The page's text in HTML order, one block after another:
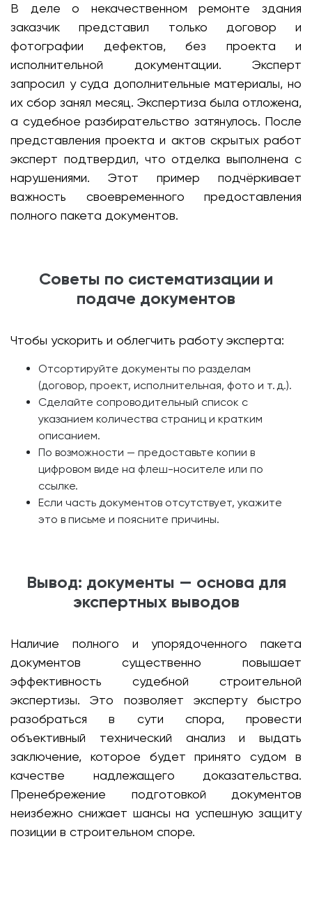
В деле о некачественном ремонте здания
заказчик представил только договор и
фотографии дефектов, без проекта и
исполнительной документации. Эксперт
запросил у суда дополнительные материалы, но
их сбор занял месяц. Экспертиза была отложена,
а судебное разбирательство затянулось. После
представления проекта и актов скрытых работ
эксперт подтвердил, что отделка выполнена с
нарушениями. Этот пример подчёркивает
важность своевременного предоставления
полного пакета документов.
Советы по систематизации и
подаче документов
Чтобы ускорить и облегчить работу эксперта:
Отсортируйте документы по разделам
(договор, проект, исполнительная, фото и т. д.).
Сделайте сопроводительный список с
указанием количества страниц и кратким
описанием.
По возможности — предоставьте копии в
цифровом виде на флеш-носителе или по
ссылке.
Если часть документов отсутствует, укажите
это в письме и поясните причины.
Вывод: документы — основа для
экспертных выводов
Наличие полного и упорядоченного пакета
документов существенно повышает
эффективность судебной строительной
экспертизы. Это позволяет эксперту быстро
разобраться в сути спора, провести
объективный технический анализ и выдать
заключение, которое будет принято судом в
качестве надлежащего доказательства.
Пренебрежение подготовкой документов
неизбежно снижает шансы на успешную защиту
позиции в строительном споре.